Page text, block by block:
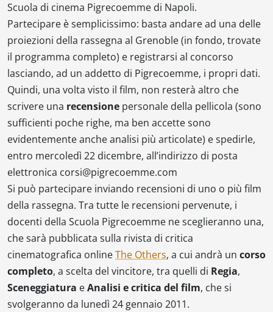
Scuola di cinema Pigrecoemme di Napoli.
Partecipare è semplicissimo: basta andare ad una delle
proiezioni della rassegna al Grenoble (in fondo, trovate
il programma completo) e registrarsi al concorso
lasciando, ad un addetto di Pigrecoemme, i propri dati.
Quindi, una volta visto il film, non resterà altro che
scrivere una recensione personale della pellicola (sono
sufficienti poche righe, ma ben accette sono
evidentemente anche analisi più articolate) e spedirle,
entro mercoledì 22 dicembre, all’indirizzo di posta
elettronica corsi@pigrecoemme.com
Si può partecipare inviando recensioni di uno o più film
della rassegna. Tra tutte le recensioni pervenute, i
docenti della Scuola Pigrecoemme ne sceglieranno una,
che sarà pubblicata sulla rivista di critica
cinematografica onlineThe Others, a cui andrà un corso
completo, a scelta del vincitore, tra quelli di Regia,
Sceneggiatura eAnalisi e critica del film, che si
svolgeranno da lunedì 24 gennaio 2011.